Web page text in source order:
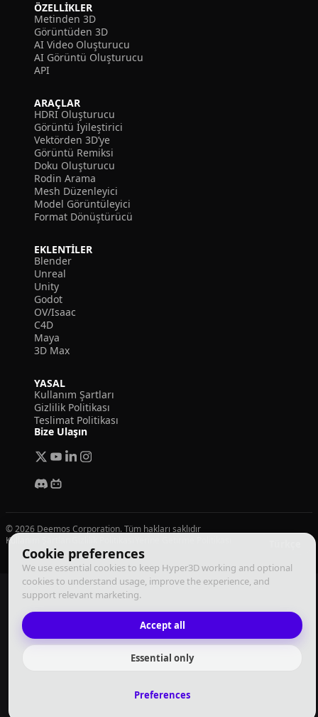
Cookie preferences
We use essential cookies to keep Hyper3D working and optional
cookies to understand usage, improve the experience, and
support relevant marketing.
Accept all
Essential only
Preferences
ÖZELLIKLER
Metinden 3D
Görüntüden 3D
AI Video Oluşturucu
AI Görüntü Oluşturucu
API
ARAÇLAR
HDRI Oluşturucu
Görüntü İyileştirici
Vektörden 3D’ye
Görüntü Remiksi
Doku Oluşturucu
Rodin Arama
Mesh Düzenleyici
Model Görüntüleyici
Format Dönüştürücü
EKLENTILER
Blender
Unreal
Unity
Godot
OV/Isaac
C4D
Maya
3D Max
YASAL
Kullanım Şartları
Gizlilik Politikası
Teslimat Politikası
Bize Ulaşın
© 2026 Deemos Corporation. Tüm hakları saklıdır
Kullanım Şartları